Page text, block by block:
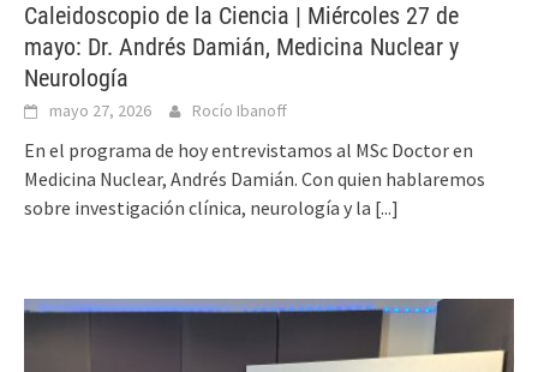
Caleidoscopio de la Ciencia | Miércoles 27 de
mayo: Dr. Andrés Damián, Medicina Nuclear y
Neurología
mayo 27, 2026 Rocío Ibanoff
En el programa de hoy entrevistamos al MSc Doctor en
Medicina Nuclear, Andrés Damián. Con quien hablaremos
sobre investigación clínica, neurología y la [...]